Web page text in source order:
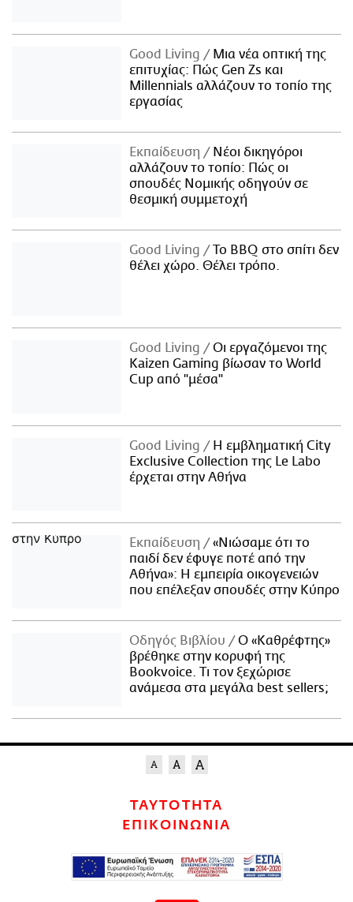
Good Living
Μια νέα οπτική της
επιτυχίας: Πώς Gen Zs και
Millennials αλλάζουν το τοπίο της
εργασίας
Εκπαίδευση
Νέοι δικηγόροι
αλλάζουν το τοπίο: Πώς οι
σπουδές Νομικής οδηγούν σε
θεσμική συμμετοχή
Good Living
Το BBQ στο σπίτι δεν
θέλει χώρο. Θέλει τρόπο.
Good Living
Οι εργαζόμενοι της
Kaizen Gaming βίωσαν το World
Cup από "μέσα"
Good Living
Η εμβληματική City
Exclusive Collection της Le Labo
έρχεται στην Αθήνα
Εκπαίδευση
«Νιώσαμε ότι το
παιδί δεν έφυγε ποτέ από την
Αθήνα»: Η εμπειρία οικογενειών
που επέλεξαν σπουδές στην Κύπρο
Οδηγός Βιβλίου
Ο «Καθρέφτης»
βρέθηκε στην κορυφή της
Bookvoice. Τι τον ξεχώρισε
ανάμεσα στα μεγάλα best sellers;
ΤΑΥΤΟΤΗΤΑ
ΕΠΙΚΟΙΝΩΝΙΑ